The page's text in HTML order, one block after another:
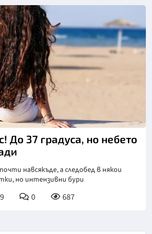
До 37 градуса, но небето
навсякъде, а следобед в някои
но интензивни бури
0 687